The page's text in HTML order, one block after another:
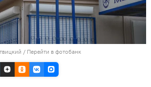
/ Перейти в фотобанк